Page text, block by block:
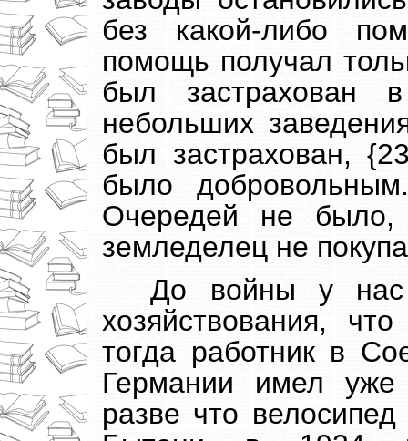
без какой-либо
помощь получал
был застрахован
небольших
был застрахован,
было
Очередей не было,
земледелец не
До войны у
хозяйствования,
тогда работник в
Германии имел
разве что